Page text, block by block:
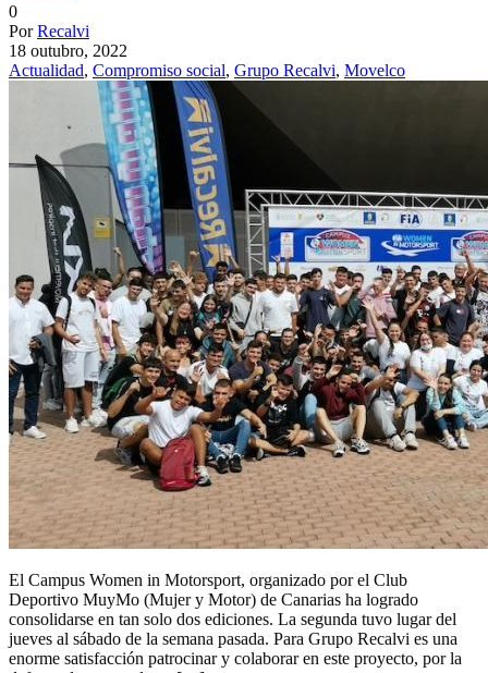
0
PorRecalvi
18 outubro, 2022
Actualidad, Compromiso social, Grupo Recalvi, Movelco
El Campus Women in Motorsport, organizado por el Club
Deportivo MuyMo (Mujer y Motor) de Canarias ha logrado
consolidarse en tan solo dos ediciones. La segunda tuvo lugar del
jueves al sábado de la semana pasada. Para Grupo Recalvi es una
enorme satisfacción patrocinar y colaborar en este proyecto, por la